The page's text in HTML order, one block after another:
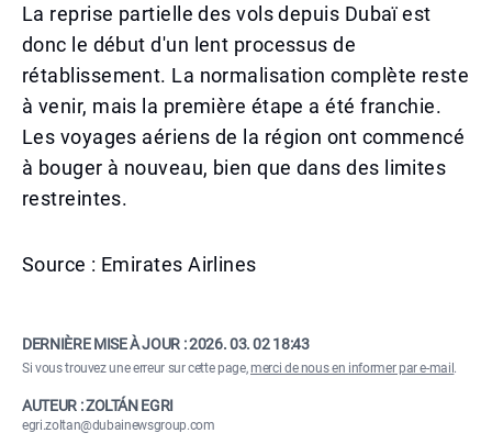
La reprise partielle des vols depuis Dubaï est
donc le début d'un lent processus de
rétablissement. La normalisation complète reste
à venir, mais la première étape a été franchie.
Les voyages aériens de la région ont commencé
à bouger à nouveau, bien que dans des limites
restreintes.
Source : Emirates Airlines
DERNIÈRE MISE À JOUR :2026. 03. 02 18:43
Si vous trouvez une erreur sur cette page,merci de nous en informer par e-mail .
AUTEUR : ZOLTÁN EGRI
egri.zoltan@dubainewsgroup.com